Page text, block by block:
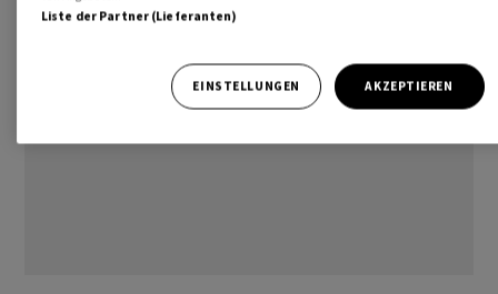
Liste der Partner (Lieferanten)
EINSTELLUNGEN AKZEPTIEREN